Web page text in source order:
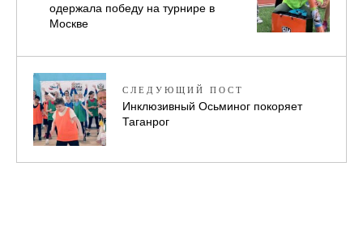
одержала победу на турнире в
Москве
СЛЕДУЮЩИЙ ПОСТ
Инклюзивный Осьминог покоряет
Таганрог